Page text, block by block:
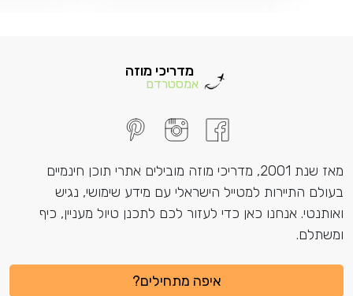
מדריכי מוזה
אמסטרדם
מאז שנת 2001, מדריכי מוזה מובילים אתרי תוכן חינמיים
בעולם התיירות למטייל הישראלי עם מידע שימושי, נגיש
ואותנטי. אנחנו כאן כדי לעזור לכם לתכנן טיול מעניין, כיף
ומשתלם.
איפה מתחילים?